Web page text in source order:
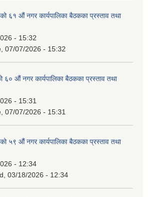
६१ औं नगर कार्यपालिका बैठकका प्रस्ताव तथा
- 15:32
07/07/2026 - 15:32
औं नगर कार्यपालिका बैठकका प्रस्ताव तथा
- 15:31
07/07/2026 - 15:31
५९ औं नगर कार्यपालिका बैठकका प्रस्ताव तथा
- 12:34
03/18/2026 - 12:34